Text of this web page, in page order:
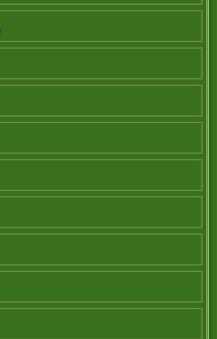
РЕФЕРИ